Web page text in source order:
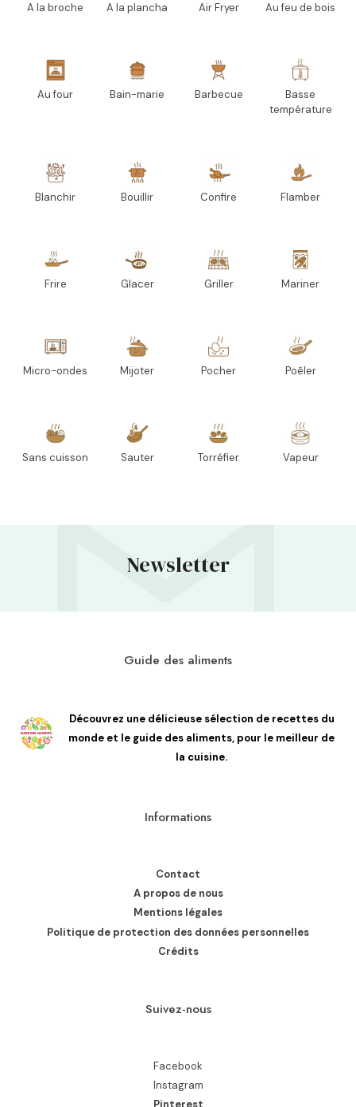
A la broche A la plancha Air Fryer Au feu de bois
Au four Bain-marie Barbecue
Basse
température
Blanchir Bouillir Confire Flamber
Frire Glacer Griller Mariner
Micro-ondes Mijoter Pocher Poêler
Sans cuisson Sauter Torréfier Vapeur
Newsletter
Guide des aliments
Découvrez une délicieuse sélection de recettes du
monde et le guide des aliments, pour le meilleur de
la cuisine.
Informations
Contact
A propos de nous
Mentions légales
Politique de protection des données personnelles
Crédits
Suivez-nous
Facebook
Instagram